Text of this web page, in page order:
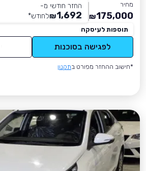
מחיר
175,000
₪
החזר חודשי מ-
1,692
₪לחודש*
תוספות לעיסקה
לפגישה בסוכנות
*חישוב ההחזר מפורט בתקנון